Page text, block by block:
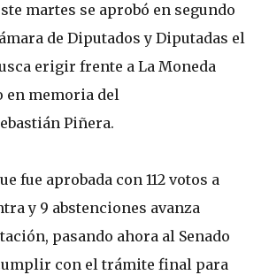
martes se aprobó en segundo
de Diputados y Diputadas el
erigir frente a La Moneda
en memoria del
Piñera.
fue aprobada con 112 votos a
y 9 abstenciones avanza
pasando ahora al Senado
con el trámite final para